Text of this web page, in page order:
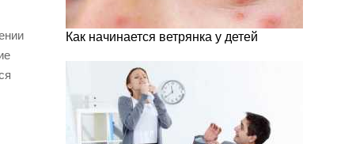
Как начинается ветрянка у детей